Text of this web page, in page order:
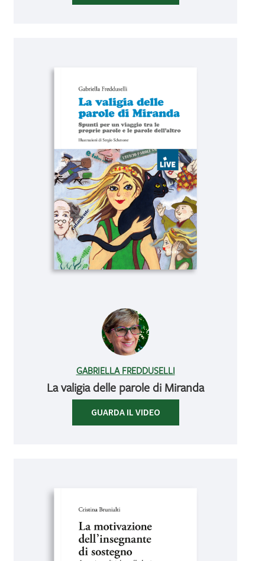
GABRIELLA FREDDUSELLI
La valigia delle parole di Miranda
GUARDA IL VIDEO